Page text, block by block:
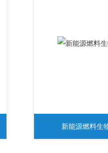
新能源燃料生